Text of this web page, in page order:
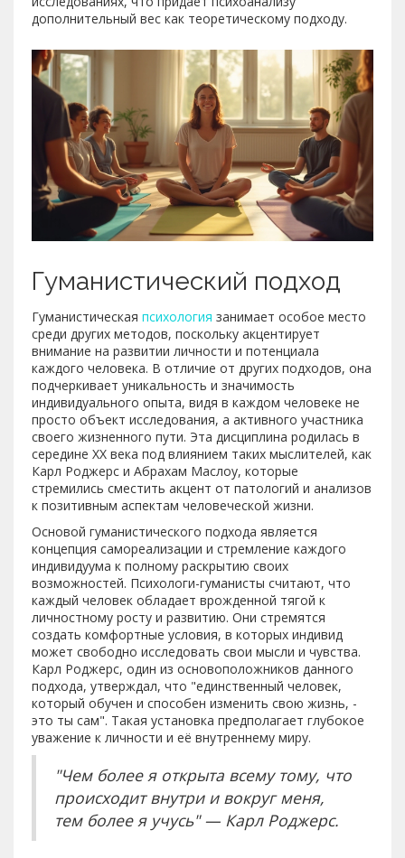
дополнительный вес как теоретическому подходу.
Гуманистический подход
Гуманистическая психология занимает особое место
среди других методов, поскольку акцентирует
внимание на развитии личности и потенциала
каждого человека. В отличие от других подходов, она
подчеркивает уникальность и значимость
индивидуального опыта, видя в каждом человеке не
просто объект исследования, а активного участника
своего жизненного пути. Эта дисциплина родилась в
середине XX века под влиянием таких мыслителей, как
Карл Роджерс и Абрахам Маслоу, которые
стремились сместить акцент от патологий и анализов
к позитивным аспектам человеческой жизни.
Основой гуманистического подхода является
концепция самореализации и стремление каждого
индивидуума к полному раскрытию своих
возможностей. Психологи-гуманисты считают, что
каждый человек обладает врожденной тягой к
личностному росту и развитию. Они стремятся
создать комфортные условия, в которых индивид
может свободно исследовать свои мысли и чувства.
Карл Роджерс, один из основоположников данного
подхода, утверждал, что "единственный человек,
который обучен и способен изменить свою жизнь, -
это ты сам". Такая установка предполагает глубокое
уважение к личности и её внутреннему миру.
"Чем более я открыта всему тому, что
происходит внутри и вокруг меня,
тем более я учусь" — Карл Роджерс.